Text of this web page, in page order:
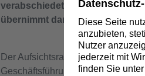
verabschiedet sich zum 31.
übernimmt dann Dr. Christoph
Der Aufsichtsrat der Amprion
Geschäftsführung des